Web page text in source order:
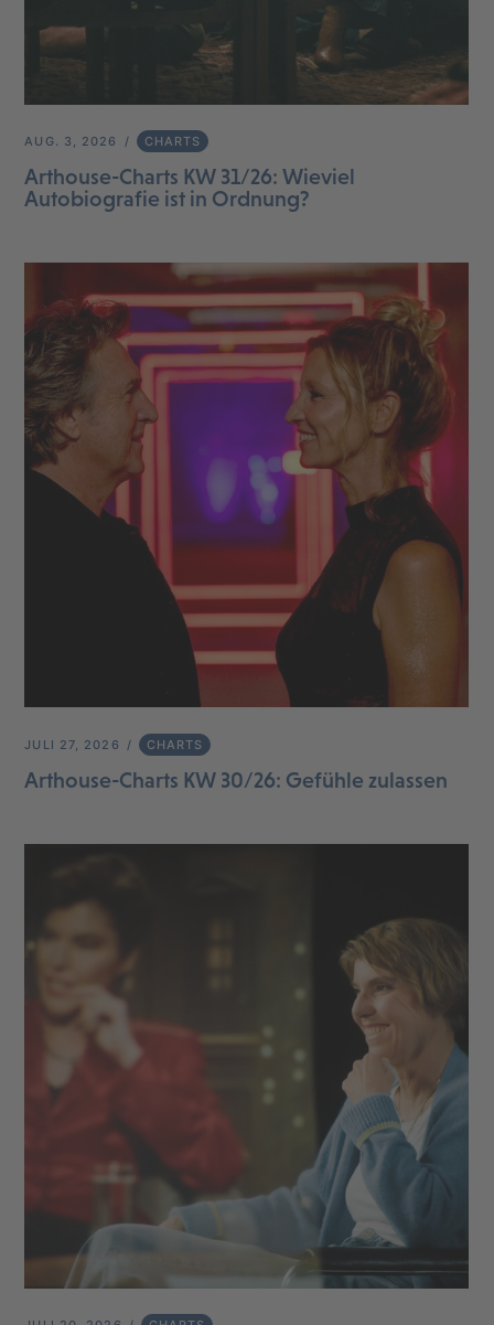
AUG. 3, 2026 CHARTS
Arthouse-Charts KW 31/26: Wieviel
Autobiografie ist in Ordnung?
JULI 27, 2026 CHARTS
Arthouse-Charts KW 30/26: Gefühle zulassen